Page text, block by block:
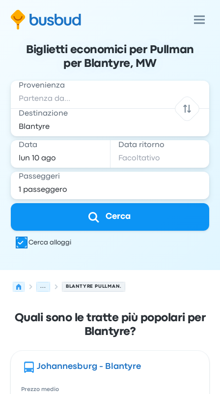
Biglietti economici per Pullman
per Blantyre, MW
Provenienza
Destinazione
Data Data ritorno
Passeggeri
Cerca
Cerca alloggi
... BLANTYRE PULLMAN.
Quali sono le tratte più popolari per
Blantyre?
Johannesburg - Blantyre
Prezzo medio